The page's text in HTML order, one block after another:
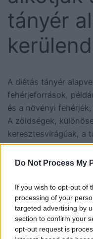
Do Not Process My
If you wish to opt-out of
processing of your
targeted advertising by
section to confirm your
opt-out request is
tányér
A diétás tányér
fehérjeforrások,
és a növényi
A zöldségek,
keresztesvirágúak, a
kitegyék alacsony
miatt. Az összetett
pillérei a rendszernek.
Kerülendő elemek a
élelmiszerek, a
feldolgozott